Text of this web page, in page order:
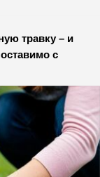
травку – и
с